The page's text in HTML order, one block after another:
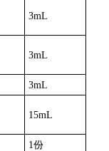
3mL
3mL
3mL
15mL
1份